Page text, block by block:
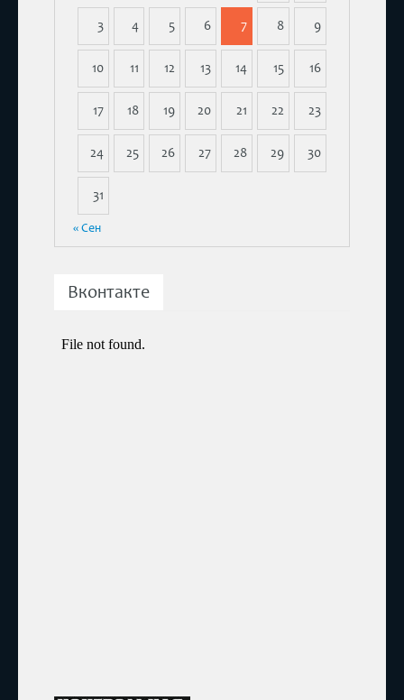
3 4 5 6 7 8 9
10 11 12 13 14 15 16
17 18 19 20 21 22 23
24 25 26 27 28 29 30
31
« Сен
Вконтакте